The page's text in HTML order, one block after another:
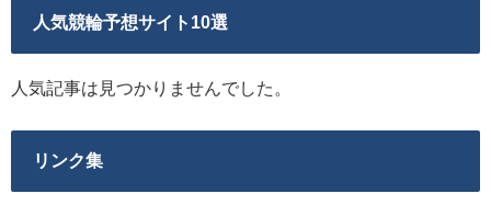
人気競輪予想サイト10選
人気記事は見つかりませんでした。
リンク集